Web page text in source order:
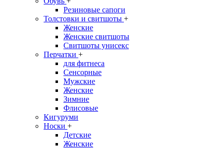
Резиновые сапоги
Толстовки и свитшоты +
Женские
Женские свитшоты
Свитшоты унисекс
Перчатки +
для фитнеса
Сенсорные
Мужские
Женские
Зимние
Флисовые
Кигуруми
Носки +
Детские
Женские